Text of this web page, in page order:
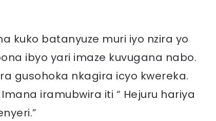
kuko batanyuze muri iyo nzira yo
ibyo yari imaze kuvugana nabo.
gusohoka nkagira icyo kwereka.
iramubwira iti “ Hejuru hariya